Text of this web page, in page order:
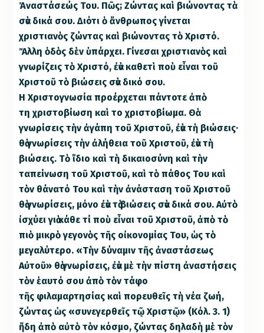
Ἀναστάσεώς Του. Πῶς; Ζώντας καὶ βιώνοντας τὰ
σὰν δικά σου. Διότι ὁ ἄνθρωπος γίνεται
χριστιανὸς ζώντας καὶ βιώνοντας τὸ Χριστό.
Ἄλλη ὁδὸς δὲν ὑπάρχει. Γίνεσαι χριστιανὸς καὶ
γνωρίζεις τὸ Χριστό, ἐὰν καθετὶ ποὺ εἶναι τοῦ
Χριστοῦ τὸ βιώσεις σὰν δικό σου.
Η Χριστογνωσία προέρχεται πάντοτε ἀπὸ
τη χριστοβίωση καὶ το χριστοβίωμα. Θὰ
γνωρίσεις τὴν ἀγάπη τοῦ Χριστοῦ, ἐὰν τὴ βιώσεις·
θὰ γνωρίσεις τὴν ἀλήθεια τοῦ Χριστοῦ, ἐὰν τὴ
βιώσεις. Τὸ ἴδιο καὶ τὴ δικαιοσύνη καὶ τὴν
ταπείνωση τοῦ Χριστοῦ, καὶ τὸ πάθος Του καὶ
τὸν θάνατό Του καὶ τὴν ἀνάσταση τοῦ Χριστοῦ
θὰ γνωρίσεις, μόνο ἐὰν τὰ βιώσεις σὰν δικά σου. Αὐτὸ
ἰσχύει γιὰ κάθε τί ποὺ εἶναι τοῦ Χριστοῦ, ἀπὸ τὸ
πιὸ μικρὸ γεγονὸς τῆς οἰκονομίας Του, ὡς τὸ
μεγαλύτερο. «Τὴν δύναμιν τῆς ἀναστάσεως
Αὐτοῦ» θὰ γνωρίσεις, ἐὰν μὲ τὴν πίστη ἀναστήσεις
τὸν ἑαυτό σου ἀπὸ τὸν τάφο
τῆς φιλαμαρτησίας καὶ πορευθεῖς τὴ νέα ζωή,
ζώντας ὡς «συνεγερθεῖς τῷ Χριστῷ» (Κόλ. 3. 1)
ἤδη ἀπὸ αὐτὸ τὸν κόσμο, ζώντας δηλαδὴ μὲ τὸν